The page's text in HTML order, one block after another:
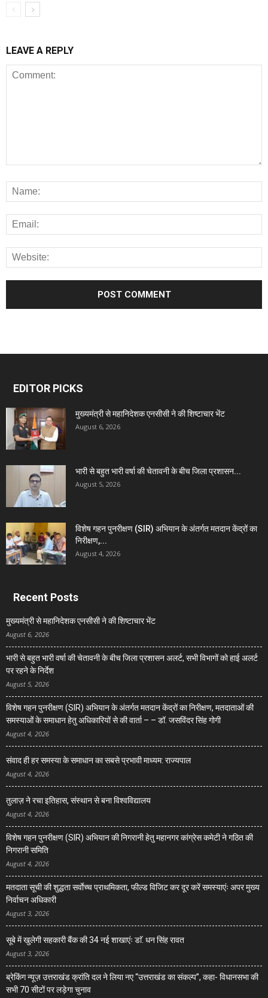
LEAVE A REPLY
EDITOR PICKS
मुख्यमंत्री से महानिदेशक एनसीसी ने की शिष्टाचार भेंट
August 6, 2026
भारी से बहुत भारी वर्षा की चेतावनी के बीच जिला प्रशासन...
August 5, 2026
विशेष गहन पुनरीक्षण (SIR) अभियान के अंतर्गत मतदान केंद्रों का
निरीक्षण,...
August 4, 2026
Recent Posts
मुख्यमंत्री से महानिदेशक एनसीसी ने की शिष्टाचार भेंट
August 6, 2026
भारी से बहुत भारी वर्षा की चेतावनी के बीच जिला प्रशासन अलर्ट, सभी विभागों को हाई अलर्ट
पर रहने के निर्देश
August 5, 2026
विशेष गहन पुनरीक्षण (SIR) अभियान के अंतर्गत मतदान केंद्रों का निरीक्षण, मतदाताओं की
समस्याओं के समाधान हेतु अधिकारियों से की वार्ता – – डॉ. जसविंदर सिंह गोगी
August 4, 2026
संवाद ही हर समस्या के समाधान का सबसे प्रभावी माध्यम: राज्यपाल
August 4, 2026
तुलाज़ ने रचा इतिहास, संस्थान से बना विश्वविद्यालय
August 4, 2026
विशेष गहन पुनरीक्षण (SIR) अभियान की निगरानी हेतु महानगर कांग्रेस कमेटी ने गठित की
निगरानी समिति
August 4, 2026
मतदाता सूची की शुद्धता सर्वाेच्च प्राथमिकता, फील्ड विजिट कर दूर करें समस्याएंः अपर मुख्य
निर्वाचन अधिकारी
August 3, 2026
सूबे में खुलेगी सहकारी बैंक की 34 नई शाखाएंः डाॅ. धन सिंह रावत
August 3, 2026
ब्रेकिंग न्यूज़ उत्तराखंड क्रांति दल ने लिया नए “उत्तराखंड का संकल्प”, कहा- विधानसभा की
सभी 70 सीटों पर लड़ेगा चुनाव